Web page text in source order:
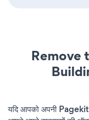
Remove
यदि आपको अपनी